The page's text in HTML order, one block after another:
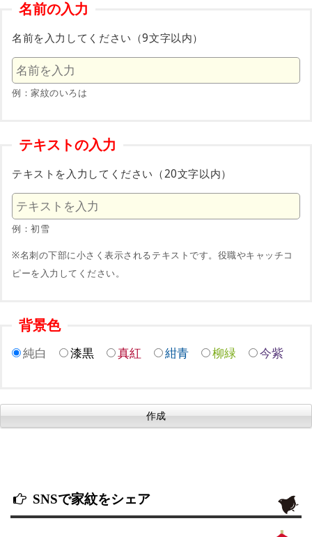
名前の入力
名前を入力してください（9文字以内）
例：家紋のいろは
テキストの入力
テキストを入力してください（20文字以内）
例：初雪
※名刺の下部に小さく表示されるテキストです。役職やキャッチコ
ピーを入力してください。
背景色
純白 漆黒 真紅 紺青 柳緑 今紫
SNSで家紋をシェア